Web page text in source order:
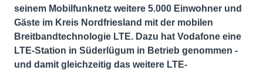
seinem Mobilfunknetz weitere 5.000 Einwohner und
Gäste im Kreis Nordfriesland mit der mobilen
Breitbandtechnologie LTE. Dazu hat Vodafone eine
LTE-Station in Süderlügum in Betrieb genommen -
und damit gleichzeitig das weitere LTE-